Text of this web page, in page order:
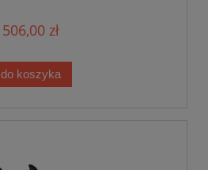
506,00 zł
do koszyka